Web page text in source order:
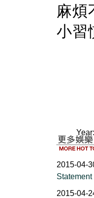
麻煩
小習
Year:
2015-04-
Statement
2015-04-